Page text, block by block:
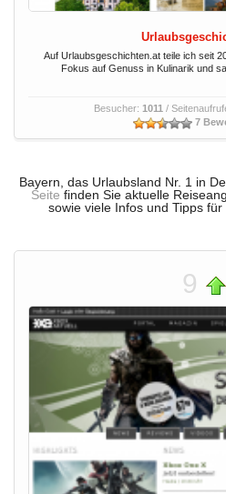
Auf Urlaubsgeschichten.at teile ich seit
Fokus auf Genuss in Kulinarik und
Besucher: 1011 /
7
Bayern, das Urlaubsland Nr. 1 in
Seite finden Sie aktuelle
sowie viele Infos und Tipps für
9